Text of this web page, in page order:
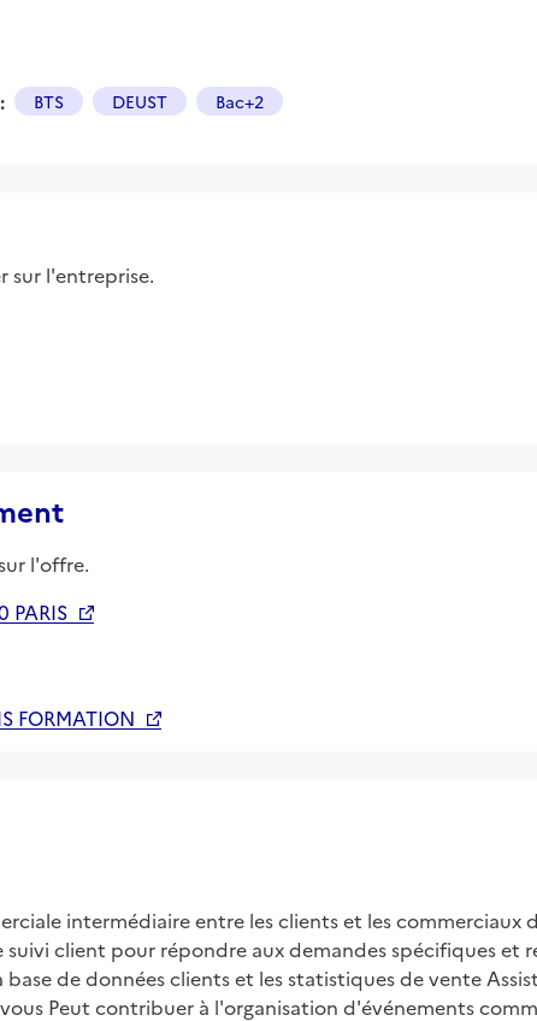
BTS DEUST Bac+2
sur l'entreprise.
l'offre.
PARIS
FORMATION
intermédiaire entre les clients et les commerciaux
client pour répondre aux demandes spécifiques et
de données clients et les statistiques de vente
Peut contribuer à l'organisation d'événements